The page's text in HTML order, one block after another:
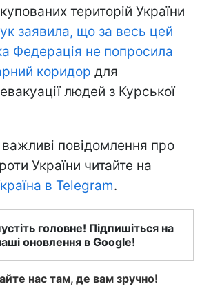
територій України
заявила, що за весь цей
Федерація не попросила
коридор для
людей з Курської
важливі повідомлення про
України читайте на
в Telegram.
головне! Підпишіться на
оновлення в Google!
нас там, де вам зручно!